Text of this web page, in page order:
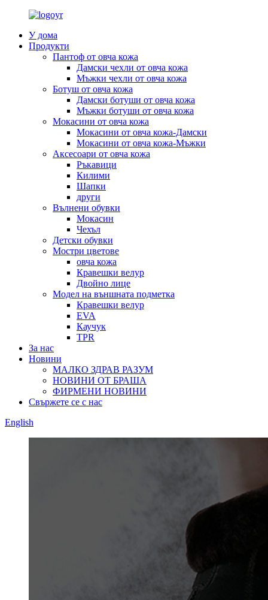
У дома
Продукти
Пантоф от овча кожа
Дамски чехли от овча кожа
Мъжки чехли от овча кожа
Ботуш от овча кожа
Дамски ботуши от овча кожа
Мъжки ботуши от овча кожа
Мокасини от овча кожа
Мокасини от овча кожа-Дамски
Мокасини от овча кожа-Мъжки
Аксесоари от овча кожа
Ръкавици
Килими
Шапки
други
Вълнени обувки
Мокасин
Чехъл
Детски обувки
Мостри цветове
овча кожа
Кравешки велур
Двойно лице
Модел на външната подметка
Кравешки велур
EVA
Каучук
TPR
За нас
Новини
МАЛКО ЗДРАВ РАЗУМ
НОВИНИ ОТ БРАША
ФИРМЕНИ НОВИНИ
Свържете се с нас
English